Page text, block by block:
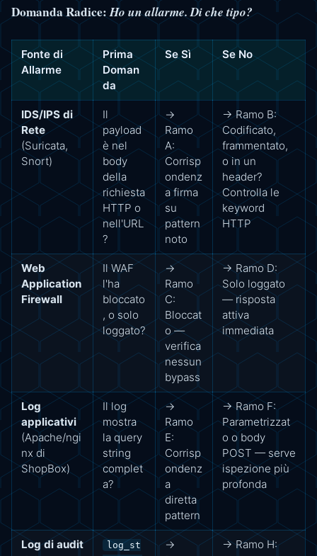
Domanda Radice:Ho un allarme. Di che tipo?
Fonte di
Allarme
Prima
Doman
da
Se Sì Se No
IDS/IPS di
Rete
(Suricata,
Snort)
Il
payload
è nel
body
della
richiesta
HTTP o
nell'URL
?
→
Ramo
A:
Corrisp
ondenz
a firma
su
pattern
noto
→ Ramo B:
Codificato,
frammentato,
o in un
header?
Controlla le
keyword
HTTP
Web
Application
Firewall
Il WAF
l'ha
bloccato
, o solo
loggato?
→
Ramo
C:
Bloccat
o —
verifica
nessun
bypass
→ Ramo D:
Solo loggato
— risposta
attiva
immediata
Log
applicativi
(Apache/ngi
nx di
ShopBox)
Il log
mostra
la query
string
complet
a?
→
Ramo
E:
Corrisp
ondenz
a
diretta
pattern
→ Ramo F:
Parametrizzat
o o body
POST — serve
ispezione più
profonda
Log di audit
log_st
→
→ Ramo H: